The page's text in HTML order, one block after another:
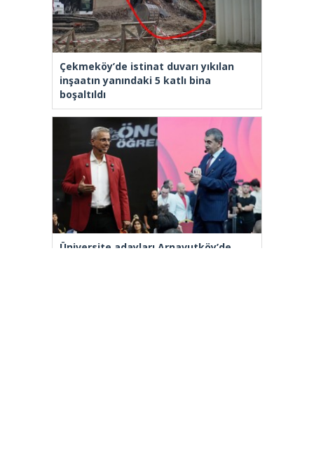
Çekmeköy’de istinat duvarı yıkılan
inşaatın yanındaki 5 katlı bina
boşaltıldı
Üniversite adayları Arnavutköy’de